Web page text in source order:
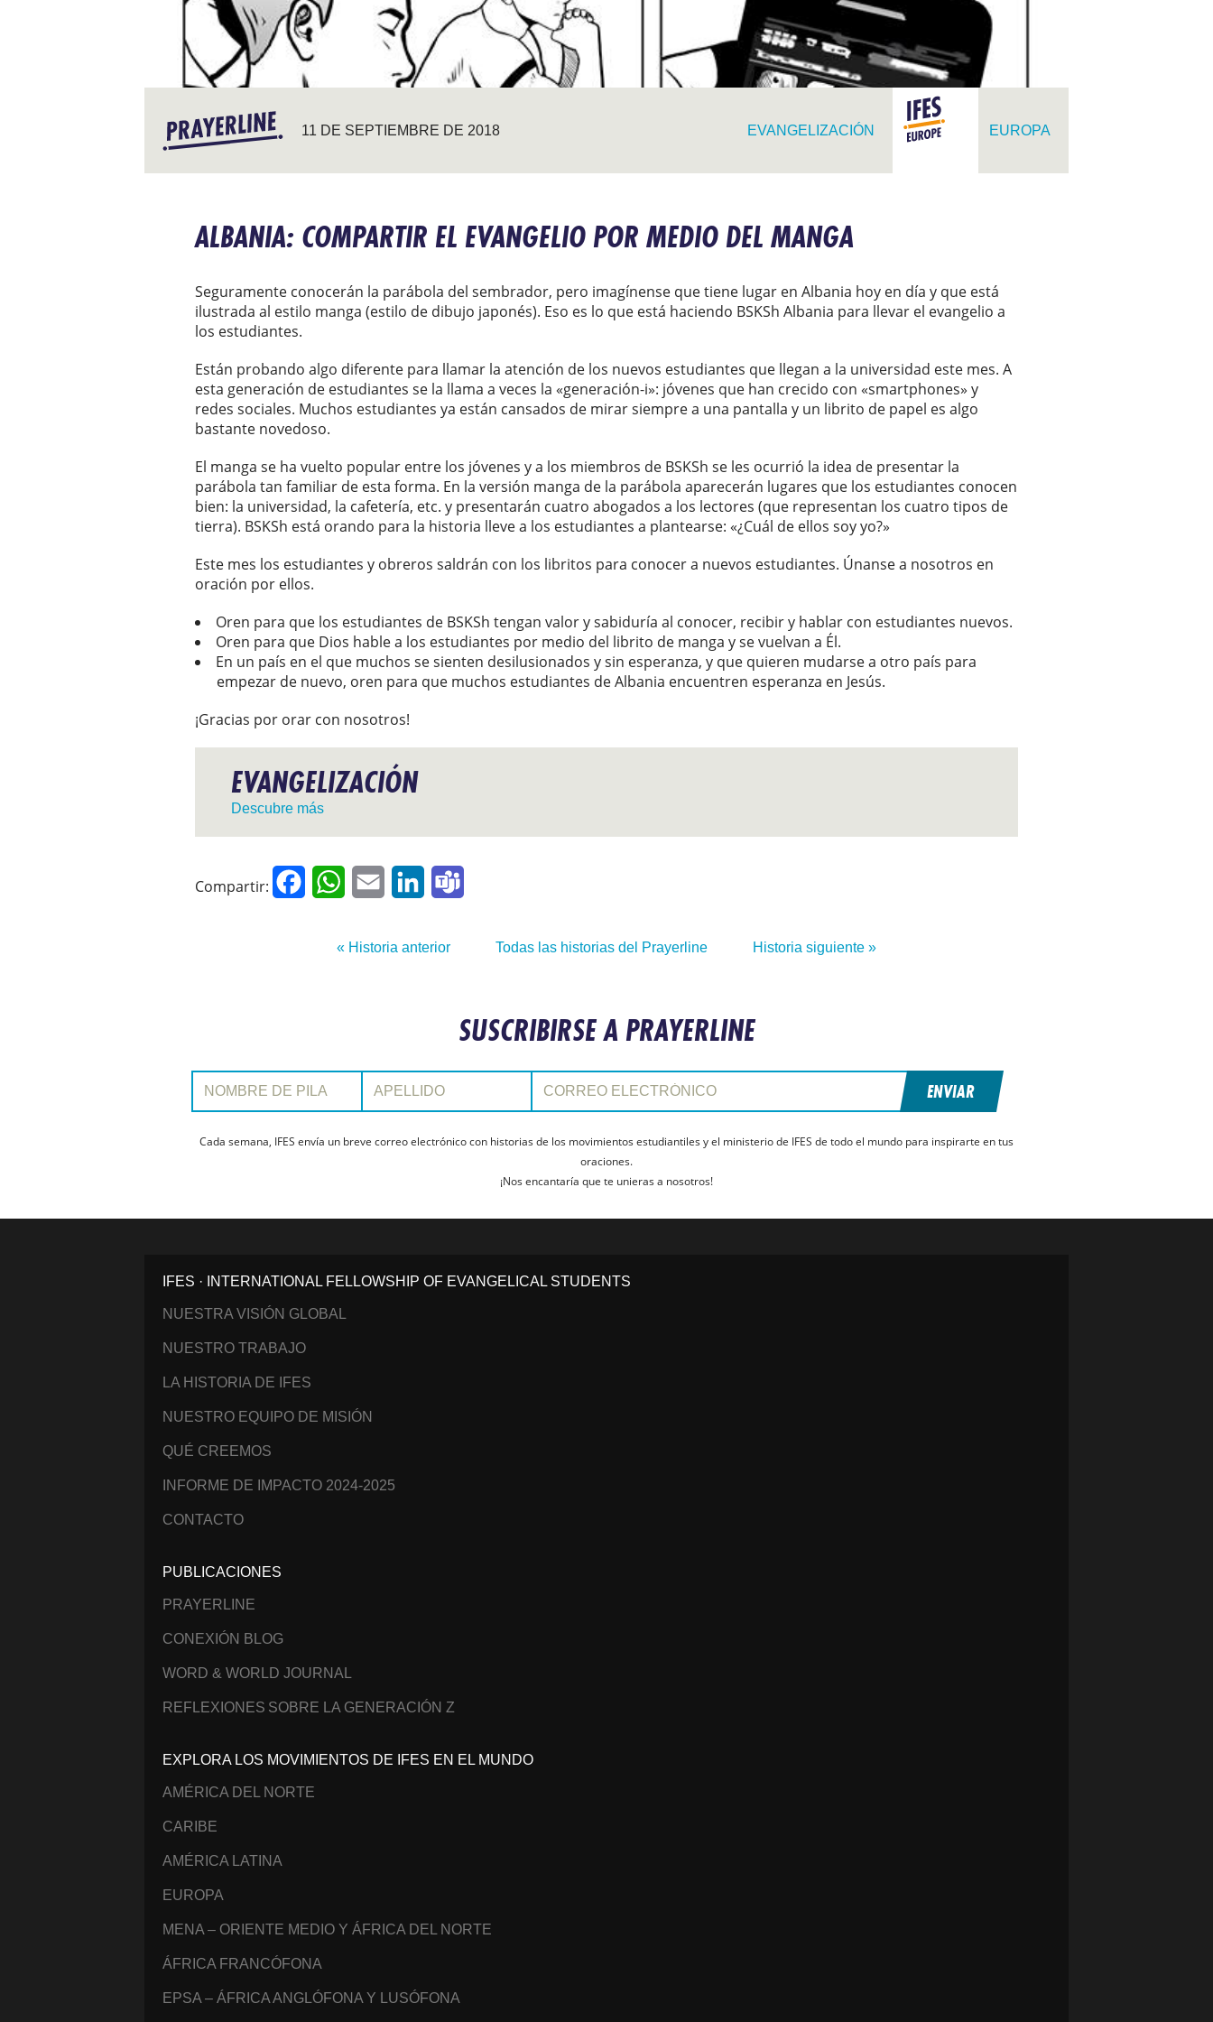
11 DE SEPTIEMBRE DE 2018 EVANGELIZACIÓN EUROPA
ALBANIA: COMPARTIR EL EVANGELIO POR MEDIO DEL MANGA
Seguramente conocerán la parábola del sembrador, pero imagínense que tiene lugar en Albania hoy en día y que está
ilustrada al estilo manga (estilo de dibujo japonés). Eso es lo que está haciendo BSKSh Albania para llevar el evangelio a
los estudiantes.
Están probando algo diferente para llamar la atención de los nuevos estudiantes que llegan a la universidad este mes. A
esta generación de estudiantes se la llama a veces la «generación-i»: jóvenes que han crecido con «smartphones» y
redes sociales. Muchos estudiantes ya están cansados de mirar siempre a una pantalla y un librito de papel es algo
bastante novedoso.
El manga se ha vuelto popular entre los jóvenes y a los miembros de BSKSh se les ocurrió la idea de presentar la
parábola tan familiar de esta forma. En la versión manga de la parábola aparecerán lugares que los estudiantes conocen
bien: la universidad, la cafetería, etc. y presentarán cuatro abogados a los lectores (que representan los cuatro tipos de
tierra). BSKSh está orando para la historia lleve a los estudiantes a plantearse: «¿Cuál de ellos soy yo?»
Este mes los estudiantes y obreros saldrán con los libritos para conocer a nuevos estudiantes. Únanse a nosotros en
oración por ellos.
Oren para que los estudiantes de BSKSh tengan valor y sabiduría al conocer, recibir y hablar con estudiantes nuevos.
Oren para que Dios hable a los estudiantes por medio del librito de manga y se vuelvan a Él.
En un país en el que muchos se sienten desilusionados y sin esperanza, y que quieren mudarse a otro país para
empezar de nuevo, oren para que muchos estudiantes de Albania encuentren esperanza en Jesús.
¡Gracias por orar con nosotros!
EVANGELIZACIÓN
Descubre más
Compartir: FacebookWhatsApp
Email LinkedIn
« Historia anterior Todas las historias del Prayerline Historia siguiente »
SUSCRIBIRSE A PRAYERLINE
Nombre de pila: Apellido: Correo electrónico:
ENVIAR
Cada semana, IFES envía un breve correo electrónico con historias de los movimientos estudiantiles y el ministerio de IFES de todo el mundo para inspirarte en tus
oraciones.
¡Nos encantaría que te unieras a nosotros!
IFES · INTERNATIONAL FELLOWSHIP OF EVANGELICAL STUDENTS
NUESTRA VISIÓN GLOBAL
NUESTRO TRABAJO
LA HISTORIA DE IFES
NUESTRO EQUIPO DE MISIÓN
QUÉ CREEMOS
INFORME DE IMPACTO 2024-2025
CONTACTO
PUBLICACIONES
PRAYERLINE
CONEXIÓN BLOG
WORD & WORLD JOURNAL
REFLEXIONES SOBRE LA GENERACIÓN Z
EXPLORA LOS MOVIMIENTOS DE IFES EN EL MUNDO
AMÉRICA DEL NORTE
CARIBE
AMÉRICA LATINA
EUROPA
MENA – ORIENTE MEDIO Y ÁFRICA DEL NORTE
ÁFRICA FRANCÓFONA
EPSA – ÁFRICA ANGLÓFONA Y LUSÓFONA